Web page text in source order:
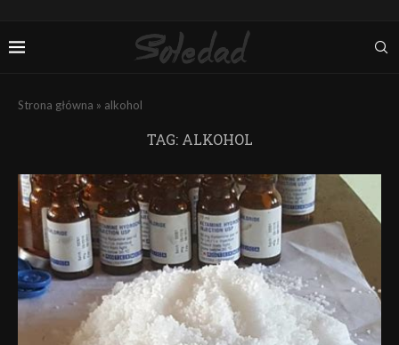
Strona główna » alkohol
TAG: ALKOHOL